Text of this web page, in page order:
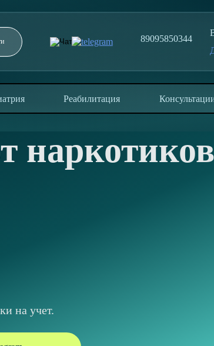
89095850344
Реабилитация
наркотиков
на учет.
минут
ОТПРАВИТЬ